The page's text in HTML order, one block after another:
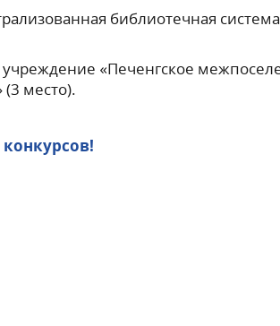
библиотечная
«Печенгское
место).